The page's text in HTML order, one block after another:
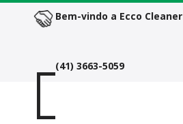
Bem-vindo a Ecco Cleaner
(41) 3663-5059